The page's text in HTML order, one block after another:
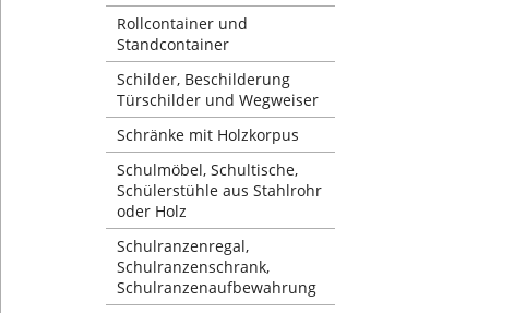
Rollcontainer und
Standcontainer
Schilder, Beschilderung
Türschilder und Wegweiser
Schränke mit Holzkorpus
Schulmöbel, Schultische,
Schülerstühle aus Stahlrohr
oder Holz
Schulranzenregal,
Schulranzenschrank,
Schulranzenaufbewahrung